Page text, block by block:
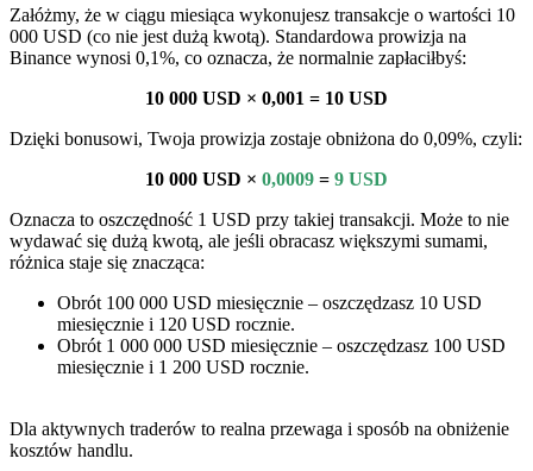
Załóżmy, że w ciągu miesiąca wykonujesz transakcje o wartości 10
000 USD (co nie jest dużą kwotą). Standardowa prowizja na
Binance wynosi 0,1%, co oznacza, że normalnie zapłaciłbyś:
10 000 USD × 0,001 = 10 USD
Dzięki bonusowi, Twoja prowizja zostaje obniżona do 0,09%, czyli:
10 000 USD × 0,0009 = 9 USD
Oznacza to oszczędność 1 USD przy takiej transakcji. Może to nie
wydawać się dużą kwotą, ale jeśli obracasz większymi sumami,
różnica staje się znacząca:
Obrót 100 000 USD miesięcznie – oszczędzasz 10 USD
miesięcznie i 120 USD rocznie.
Obrót 1 000 000 USD miesięcznie – oszczędzasz 100 USD
miesięcznie i 1 200 USD rocznie.
Dla aktywnych traderów to realna przewaga i sposób na obniżenie
kosztów handlu.